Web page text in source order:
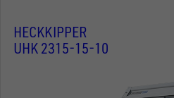
HECKKIPPER
UHK 2315-15-10